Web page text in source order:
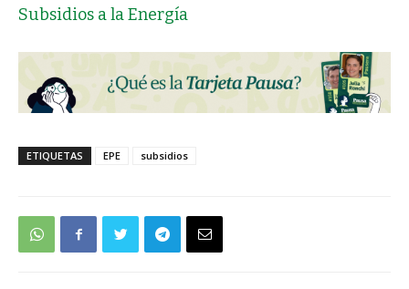
Subsidios a la Energía
ETIQUETAS EPE subsidios